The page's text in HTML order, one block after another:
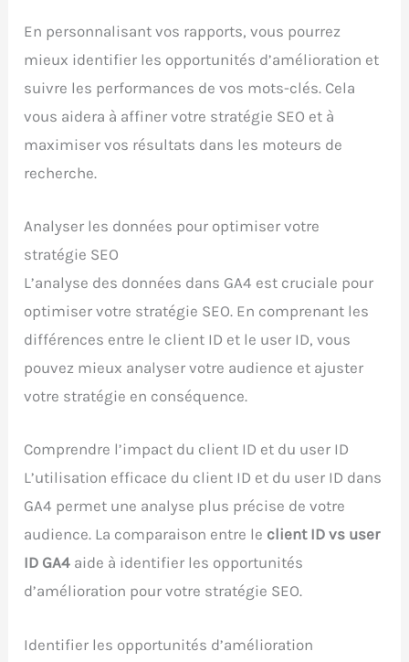
En personnalisant vos rapports, vous pourrez
mieux identifier les opportunités d’amélioration et
suivre les performances de vos mots-clés. Cela
vous aidera à affiner votre stratégie SEO et à
maximiser vos résultats dans les moteurs de
recherche.
Analyser les données pour optimiser votre
stratégie SEO
L’analyse des données dans GA4 est cruciale pour
optimiser votre stratégie SEO. En comprenant les
différences entre le client ID et le user ID, vous
pouvez mieux analyser votre audience et ajuster
votre stratégie en conséquence.
Comprendre l’impact du client ID et du user ID
L’utilisation efficace du client ID et du user ID dans
GA4 permet une analyse plus précise de votre
audience. La comparaison entre le client ID vs user
ID GA4 aide à identifier les opportunités
d’amélioration pour votre stratégie SEO.
Identifier les opportunités d’amélioration